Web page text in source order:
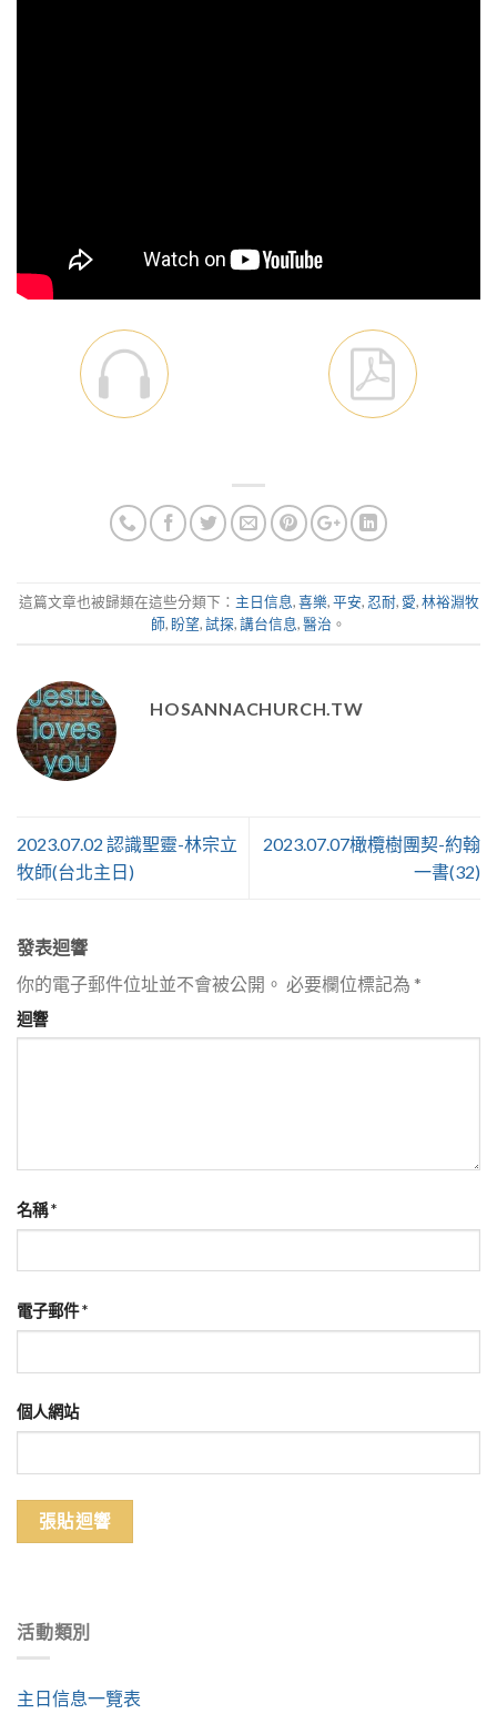
這篇文章也被歸類在這些分類下： 主日信息,喜樂,平安, 忍耐, 愛,林裕淵牧
師, 盼望,試探,講台信息,醫治 。
HOSANNACHURCH.TW
2023.07.02 認識聖靈-林宗立
牧師(台北主日)
2023.07.07橄欖樹團契-約翰
一書(32)
發表迴響
你的電子郵件位址並不會被公開。 必要欄位標記為 *
迴響
名稱*
電子郵件*
個人網站
活動類別
主日信息一覽表